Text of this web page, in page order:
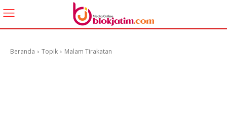
Beranda Topik Malam Tirakatan